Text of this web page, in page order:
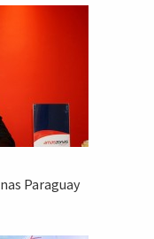
Paraguay